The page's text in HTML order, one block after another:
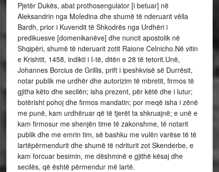
Pjetër Dukës, abat prothosengulator [i betuar] në
Aleksandrin nga Moledina dhe shumë të nderuarit vëlla
Bardh, prior i Kuvendit të Shkodrës nga Urdhëri i
predikuesve [domenikanëve] dhe nuncit apostolik në
Shqipëri, shumë të nderuarit zotit Raione Celnicho.Në vitin
e Krishtit, 1458, indikti i I-të, ditën e 28 të tetorit.Unë,
Johannes Borcius de Grillis, prift i ipeshkvisë së Durrësit,
notar publik me urdhër dhe autorizim të mbretit, firmos të
gjitha këto dhe secilën; isha prezent, për këtë dhe i lutur;
botërisht pohoj dhe firmos mandatin; por meqë isha i zënë
me punë, kam urdhëruar që të tjerët ta shkruajnë; e unë e
kam firmosur me shenjën time të zakonshme, të notarit
publik dhe me emrin tim, së bashku me vulën varëse të të
lartëpërmendurit dhe shumë të ndriturit zot Skenderbe, e
kam forcuar besimin, me dëshminë e gjithë kësaj dhe
secilës, që është përmendur më lartë.